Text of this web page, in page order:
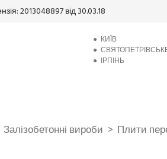
2013048897 від 30.03.18
● КИЇВ
●
● ІРПІНЬ
Залізобетонні вироби Плити